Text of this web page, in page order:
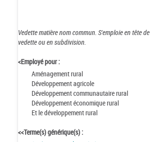
Vedette matière nom commun. S'emploie en tête de
vedette ou en subdivision.
<Employé pour :
Aménagement rural
Développement agricole
Développement communautaire rural
Développement économique rural
Et le développement rural
<<Terme(s) générique(s) :